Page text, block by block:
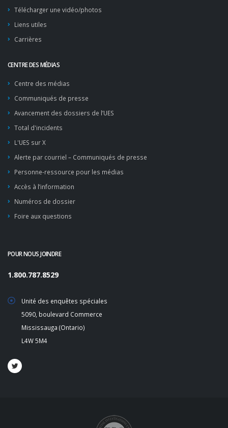
Télécharger une vidéo/photos
Liens utiles
Carrières
CENTRE DES MÉDIAS
Centre des médias
Communiqués de presse
Avancement des dossiers de l’UES
Total d'incidents
L'UES sur X
Alerte par courriel – Communiqués de presse
Personne-ressource pour les médias
Accès à l’information
Numéros de dossier
Foire aux questions
POUR NOUS JOINDRE
1.800.787.8529
Unité des enquêtes spéciales
5090, boulevard Commerce
Mississauga (Ontario)
L4W 5M4